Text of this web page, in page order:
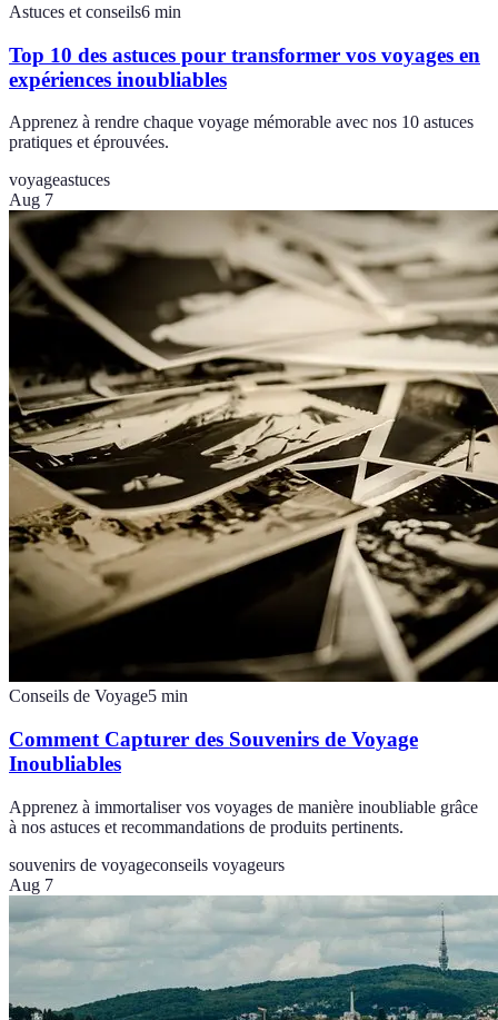
Astuces et conseils6 min
Top 10 des astuces pour transformer vos voyages en
expériences inoubliables
Apprenez à rendre chaque voyage mémorable avec nos 10 astuces
pratiques et éprouvées.
voyageastuces
Aug 7
Conseils de Voyage5 min
Comment Capturer des Souvenirs de Voyage
Inoubliables
Apprenez à immortaliser vos voyages de manière inoubliable grâce
à nos astuces et recommandations de produits pertinents.
souvenirs de voyageconseils voyageurs
Aug 7